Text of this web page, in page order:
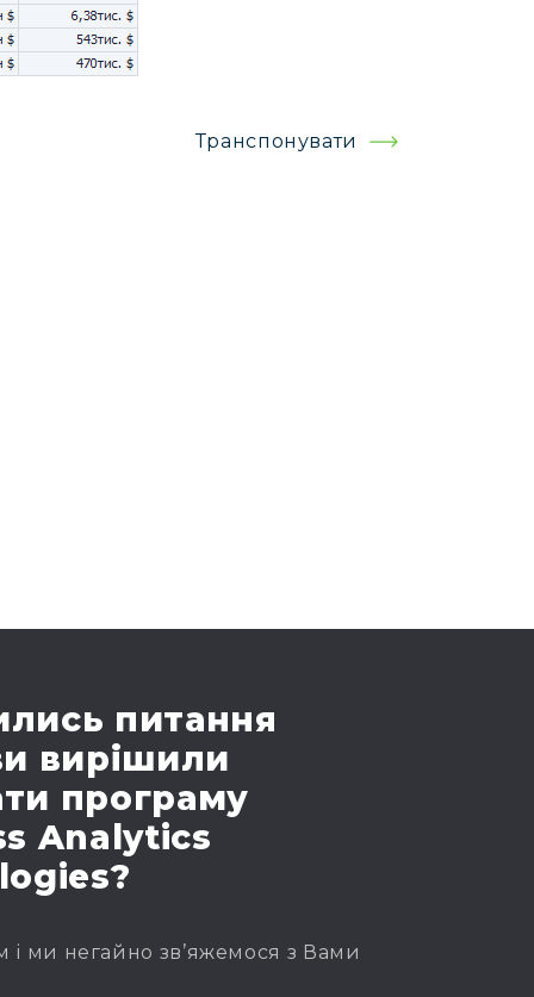
Транспонувати
питання
вирішили
програму
Analytics
і ми негайно зв’яжемося з Вами